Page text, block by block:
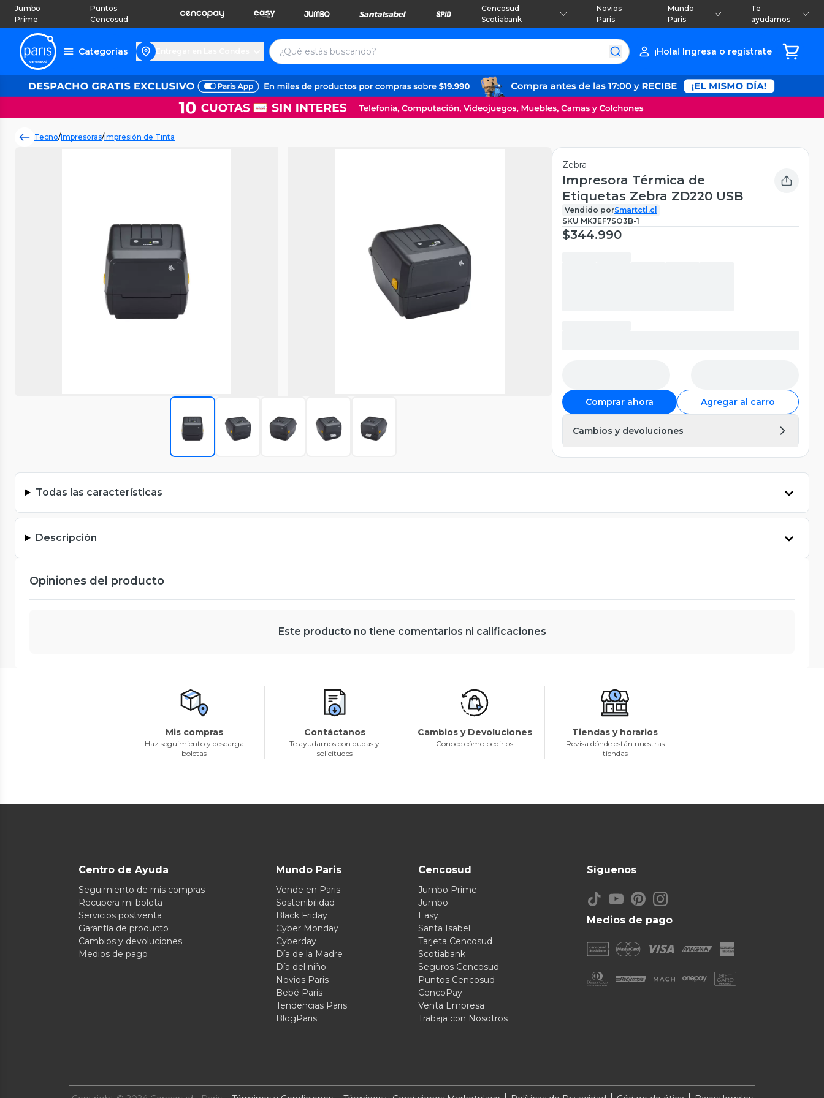
Jumbo
Prime
Puntos
Cencosud
Cencosud
Scotiabank
Novios
Paris
Mundo
Paris
Te
ayudamos
Categorías ¡Hola! Ingresa o regístrate
Tecno/Impresoras/Impresión de Tinta
Zebra
Impresora Térmica de
Etiquetas Zebra ZD220 USB
Vendido porSmartctl.cl
SKU MKJEF7SO3B-1
$344.990
Comprar ahora Agregar al carro
Cambios y devoluciones
Todas las características
Descripción
Opiniones del producto
Este producto no tiene comentarios ni calificaciones
Mis compras
Haz seguimiento y descarga
boletas
Contáctanos
Te ayudamos con dudas y
solicitudes
Cambios y Devoluciones
Conoce cómo pedirlos
Tiendas y horarios
Revisa dónde están nuestras
tiendas
Centro de Ayuda
Seguimiento de mis compras
Recupera mi boleta
Servicios postventa
Garantía de producto
Cambios y devoluciones
Medios de pago
Mundo Paris
Vende en Paris
Sostenibilidad
Black Friday
Cyber Monday
Cyberday
Día de la Madre
Día del niño
Novios Paris
Bebé Paris
Tendencias Paris
BlogParis
Cencosud
Jumbo Prime
Jumbo
Easy
Santa Isabel
Tarjeta Cencosud
Scotiabank
Seguros Cencosud
Puntos Cencosud
CencoPay
Venta Empresa
Trabaja con Nosotros
Medios de pago
Síguenos